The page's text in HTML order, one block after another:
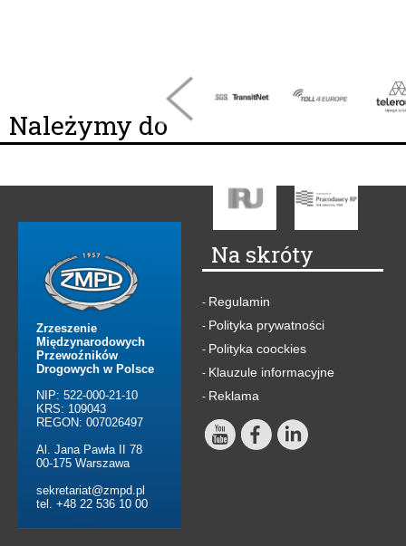
Należymy do
Zrzeszenie
Międzynarodowych
Przewoźników
Drogowych w Polsce
NIP: 522-000-21-10
KRS: 109043
REGON: 007026497
Al. Jana Pawła II 78
00-175 Warszawa
sekretariat@zmpd.pl
tel. +48 22 536 10 00
Na skróty
- Regulamin
- Polityka prywatności
- Polityka coockies
- Klauzule informacyjne
- Reklama